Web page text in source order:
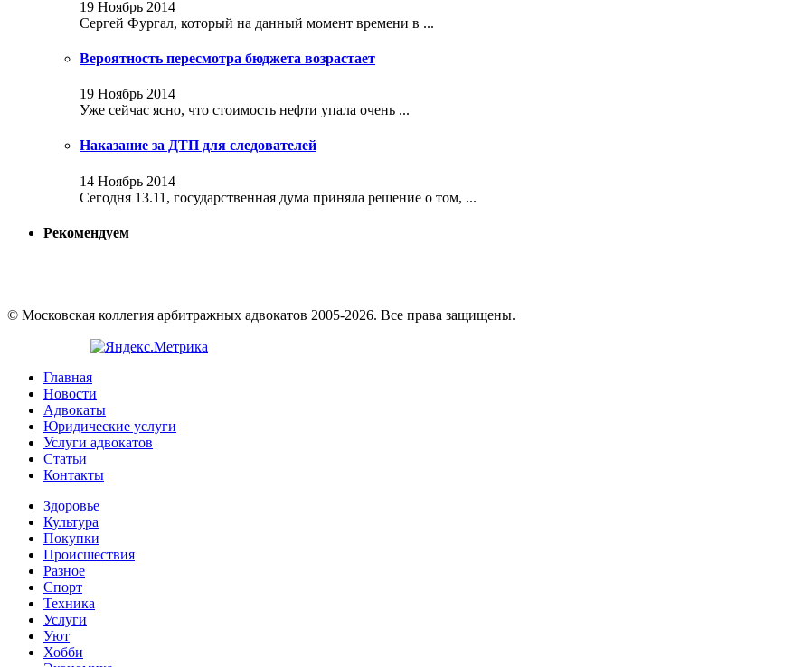
19 Ноябрь 2014
Сергей Фургал, который на данный момент времени в ...
Вероятность пересмотра бюджета возрастает
19 Ноябрь 2014
Уже сейчас ясно, что стоимость нефти упала очень ...
Наказание за ДТП для следователей
14 Ноябрь 2014
Сегодня 13.11, государственная дума приняла решение о том, ...
Рекомендуем
© Московская коллегия арбитражных адвокатов 2005-2026. Все права защищены.
Главная
Новости
Адвокаты
Юридические услуги
Услуги адвокатов
Статьи
Контакты
Здоровье
Культура
Покупки
Происшествия
Разное
Спорт
Техника
Услуги
Уют
Хобби